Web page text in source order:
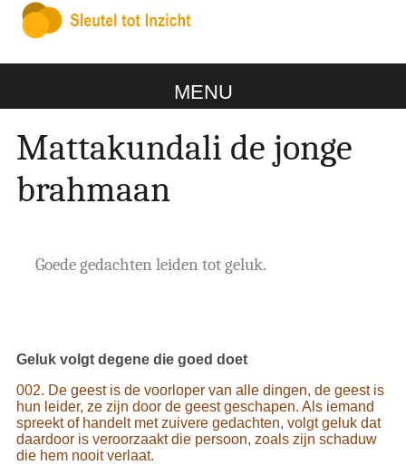
MENU
Mattakundali de jonge
brahmaan
Goede gedachten leiden tot geluk.
Geluk volgt degene die goed doet
002. De geest is de voorloper van alle dingen, de geest is
hun leider, ze zijn door de geest geschapen. Als iemand
spreekt of handelt met zuivere gedachten, volgt geluk dat
daardoor is veroorzaakt die persoon, zoals zijn schaduw
die hem nooit verlaat.